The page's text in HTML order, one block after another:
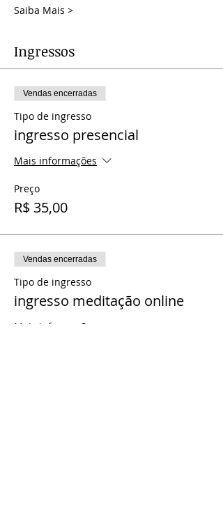
Saiba Mais >
Ingressos
Vendas encerradas
Tipo de ingresso
ingresso presencial
Mais informações
Preço
R$ 35,00
Vendas encerradas
Tipo de ingresso
ingresso meditação online
Mais informações